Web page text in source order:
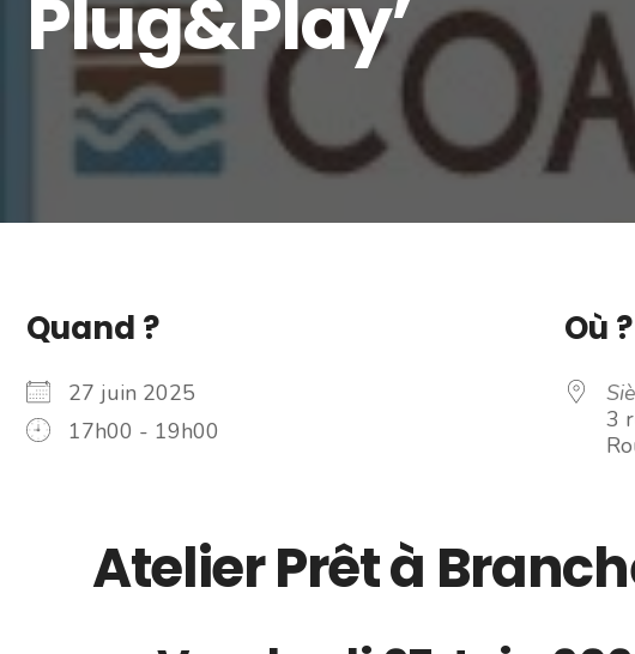
Plug&Play’
Quand ?
27 juin 2025
17h00 - 19h00
Où ?
3
Atelier Prêt à